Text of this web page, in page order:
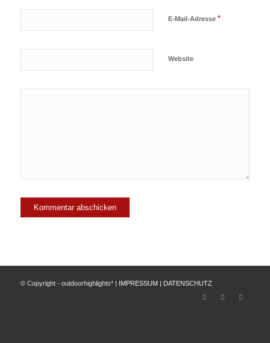
E-Mail-Adresse *
Website
© Copyright - outdoorhighlights* | IMPRESSUM DATENSCHUTZ